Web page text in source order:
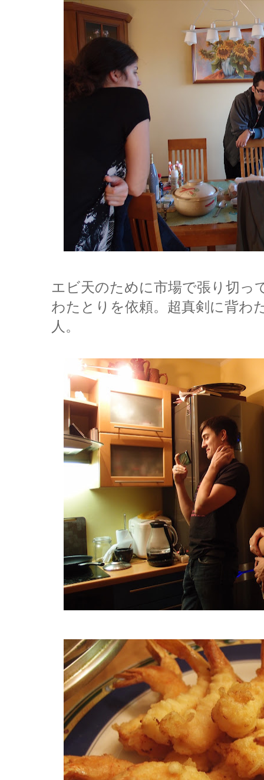
エビ天のために市場で張り切っ
わたとりを依頼。超真剣に背わ
人。